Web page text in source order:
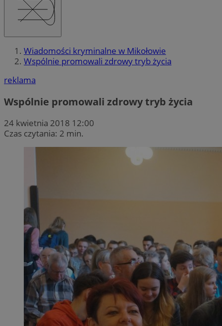
Wiadomości kryminalne w Mikołowie
Wspólnie promowali zdrowy tryb życia
reklama
Wspólnie promowali zdrowy tryb życia
24 kwietnia 2018 12:00
Czas czytania: 2 min.